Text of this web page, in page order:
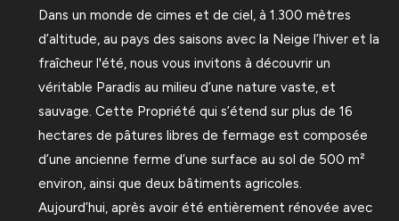
Dans un monde de cimes et de ciel, à 1.300 mètres
d’altitude, au pays des saisons avec la Neige l’hiver et la
fraîcheur l'été, nous vous invitons à découvrir un
véritable Paradis au milieu d’une nature vaste, et
sauvage. Cette Propriété qui s’étend sur plus de 16
hectares de pâtures libres de fermage est composée
d’une ancienne ferme d’une surface au sol de 500 m²
environ, ainsi que deux bâtiments agricoles.
Aujourd’hui, après avoir été entièrement rénovée avec